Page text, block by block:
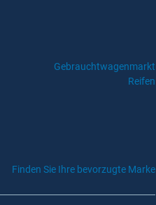
Gebrauchtwagenmarkt
Reifen
Finden Sie Ihre bevorzugte Marke